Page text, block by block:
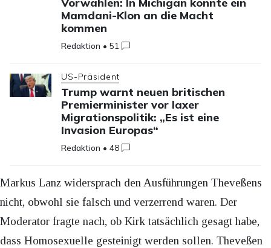
Vorwahlen: In Michigan könnte ein
Mamdani-Klon an die Macht
kommen
Redaktion •51
US-Präsident
Trump warnt neuen britischen
Premierminister vor laxer
Migrationspolitik: „Es ist eine
Invasion Europas“
Redaktion •48
Markus Lanz widersprach den Ausführungen Theveßens
nicht, obwohl sie falsch und verzerrend waren. Der
Moderator fragte nach, ob Kirk tatsächlich gesagt habe,
dass Homosexuelle gesteinigt werden sollen. Theveßen